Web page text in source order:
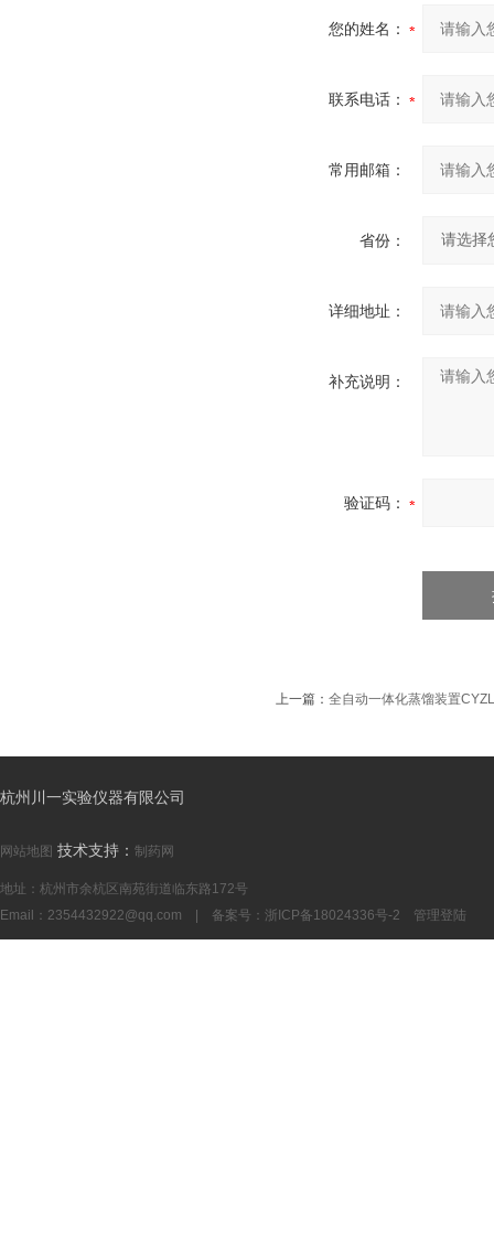
您的姓名：
联系电话：
常用邮箱：
省份：
详细地址：
补充说明：
验证码：
上一篇： 全自动一体化蒸馏装置
杭州川一实验仪器有限公司
网站地图 技术支持： 制药网
地址：杭州市余杭区南苑街道临东路172号
Email： 2354432922@qq.com | 备案号： 浙ICP备18024336号-2 管理登陆